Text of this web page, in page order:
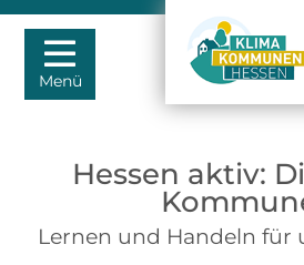
Menü
Hessen aktiv:
Lernen und Handeln für